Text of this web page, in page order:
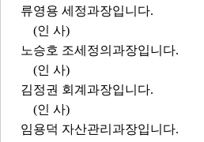
류영용 세정과장입니다.
(인 사)
노승호 조세정의과장입니다.
(인 사)
김정권 회계과장입니다.
(인 사)
임용덕 자산관리과장입니다.